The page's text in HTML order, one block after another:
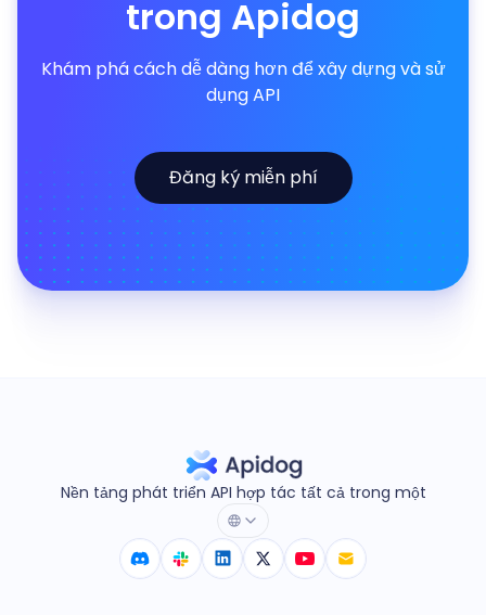
trong Apidog
Khám phá cách dễ dàng hơn để xây dựng và sử
dụng API
Đăng ký miễn phí
Nền tảng phát triển API hợp tác tất cả trong một